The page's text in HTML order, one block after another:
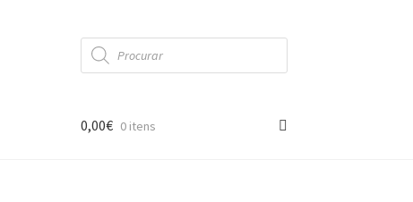
Products
search
0,00€ 0 itens